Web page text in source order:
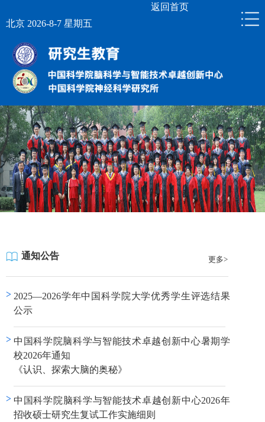
返回首页
北京 2026-8-7 星期五
通知公告 更多>
> 2025—2026学年中国科学院大学优秀学生评选结果
公示
> 中国科学院脑科学与智能技术卓越创新中心暑期学
校2026年通知
《认识、探索大脑的奥秘》
> 中国科学院脑科学与智能技术卓越创新中心2026年
招收硕士研究生复试工作实施细则